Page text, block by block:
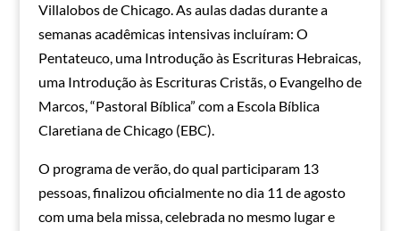
Villalobos de Chicago. As aulas dadas durante a
semanas acadêmicas intensivas incluíram: O
Pentateuco, uma Introdução às Escrituras Hebraicas,
uma Introdução às Escrituras Cristãs, o Evangelho de
Marcos, “Pastoral Bíblica” com a Escola Bíblica
Claretiana de Chicago (EBC).
O programa de verão, do qual participaram 13
pessoas, finalizou oficialmente no dia 11 de agosto
com uma bela missa, celebrada no mesmo lugar e